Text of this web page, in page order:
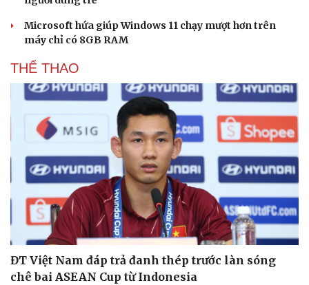
Cải chính
Microsoft hứa giúp Windows 11 chạy mượt hơn trên
máy chỉ có 8GB RAM
THỂ THAO
ĐT Việt Nam đáp trả đanh thép trước làn sóng
chê bai ASEAN Cup từ Indonesia